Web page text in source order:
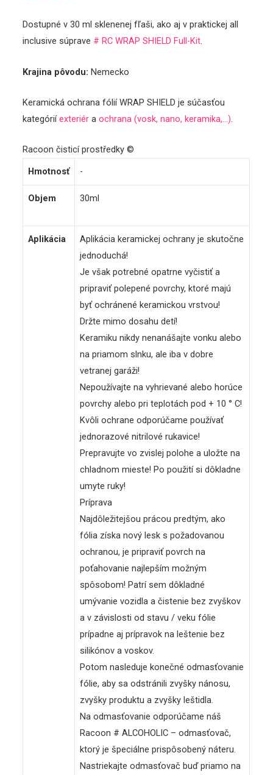
Dostupné v 30 ml sklenenej fľaši, ako aj v praktickej all
inclusive súprave # RC WRAP SHIELD Full-Kit.
Krajina pôvodu:Nemecko
Keramická ochrana fólií WRAP SHIELD je súčasťou
kategóriíexteriér aochrana (vosk, nano, keramika,…).
Racoon čisticí prostředky ©
Hmotnosť
-
Objem 30ml
Aplikácia
Aplikácia keramickej ochrany je skutočne
jednoduchá!
Je však potrebné opatrne vyčistiť a
pripraviť polepené povrchy, ktoré majú
byť ochránené keramickou vrstvou!
Držte mimo dosahu detí!
Keramiku nikdy nenanášajte vonku alebo
na priamom slnku, ale iba v dobre
vetranej garáži!
Nepoužívajte na vyhrievané alebo horúce
povrchy alebo pri teplotách pod + 10 ° C!
Kvôli ochrane odporúčame používať
jednorazové nitrilové rukavice!
Prepravujte vo zvislej polohe a uložte na
chladnom mieste! Po použití si dôkladne
umyte ruky!
Príprava
Najdôležitejšou prácou predtým, ako
fólia získa nový lesk s požadovanou
ochranou, je pripraviť povrch na
poťahovanie najlepším možným
spôsobom! Patrí sem dôkladné
umývanie vozidla a čistenie bez zvyškov
a v závislosti od stavu / veku fólie
prípadne aj prípravok na leštenie bez
silikónov a voskov.
Potom nasleduje konečné odmasťovanie
fólie, aby sa odstránili zvyšky nánosu,
zvyšky produktu a zvyšky leštidla.
Na odmasťovanie odporúčame náš
Racoon # ALCOHOLIC – odmasťovač,
ktorý je špeciálne prispôsobený náteru.
Nastriekajte odmasťovač buď priamo na